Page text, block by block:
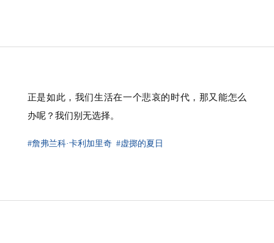
正是如此，我们生活在一个悲哀的时代，那又能怎么
办呢？我们别无选择。
#詹弗兰科·卡利加里奇 #虚掷的夏日